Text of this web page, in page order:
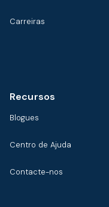
Carreiras
Recursos
Blogues
Centro de Ajuda
Contacte-nos